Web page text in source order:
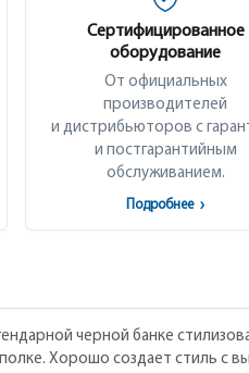
Сертифицированное
оборудование
От официальных
производителей
и дистрибьюторов с
и постгарантийным
обслуживанием.
Подробнее ›
черной банке
Хорошо создает стиль с